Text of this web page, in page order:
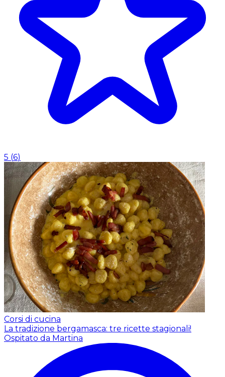
5 (6)
Corsi di cucina
La tradizione bergamasca: tre ricette stagionali!
Ospitato da Martina